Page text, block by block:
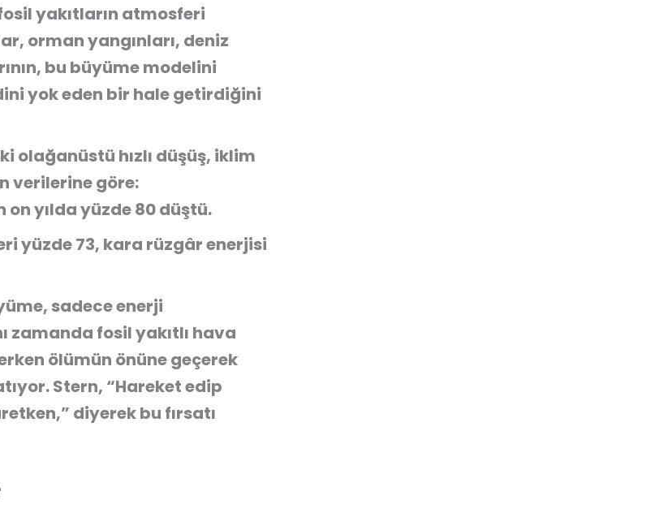
yakıtların atmosferi
orman yangınları, deniz
bu büyüme modelini
yok eden bir hale getirdiğini
olağanüstü hızlı düşüş, iklim
verilerine göre:
yılda yüzde 80 düştü.
yüzde 73, kara rüzgâr enerjisi
sadece enerji
zamanda fosil yakıtlı hava
ölümün önüne geçerek
Stern, “Hareket edip
diyerek bu fırsatı